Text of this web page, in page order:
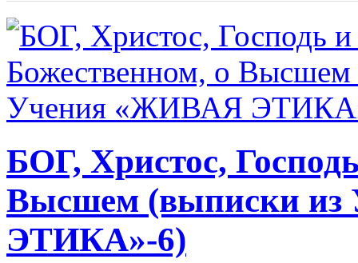
БОГ, Христос,
Высшем (выписки
ЭТИКА»-6)